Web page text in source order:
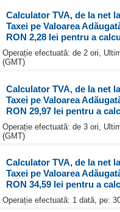
Calculator TVA, de la net
Taxei pe Valoarea
RON 2,28 lei pentru a
Operație efectuată: de 2 ori,
(GMT)
Calculator TVA, de la net
Taxei pe Valoarea
RON 29,97 lei pentru a
Operație efectuată: de 3 ori,
(GMT)
Calculator TVA, de la net
Taxei pe Valoarea
RON 34,59 lei pentru a
Operație efectuată: 1 dată, pe: